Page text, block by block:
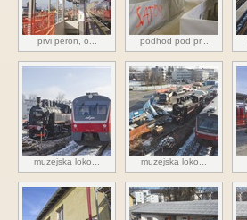
prvi peron, o... podhod pod pr...
muzejska loko... muzejska loko...